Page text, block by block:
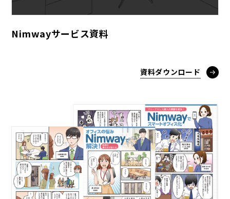
Nimwayサービス資料
資料ダウンロード